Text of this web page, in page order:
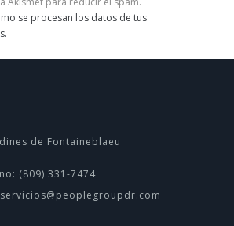
se procesan los datos de tus
de Fontaineblaeu
(809) 331-7474